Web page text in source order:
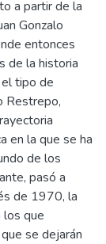
a partir de la
Gonzalo
entonces
de la historia
tipo de
Restrepo,
en la que se ha
de los
pasó a
de 1970, la
los que
se dejarán